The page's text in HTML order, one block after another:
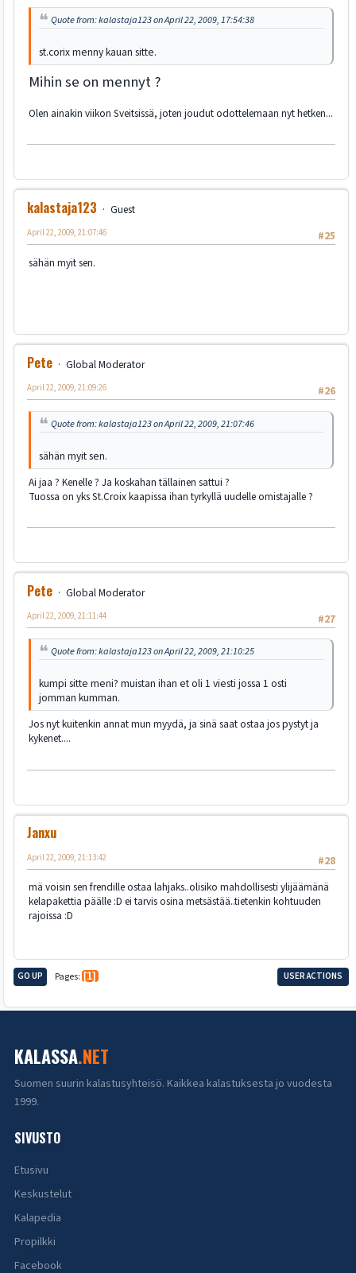
Quote from: kalastaja123 on April 22, 2009, 17:54:38
st.corix menny kauan sitte.
Mihin se on mennyt ?
Olen ainakin viikon Sveitsissä, joten joudut odottelemaan nyt hetken...
kalastaja123
Guest
#25
April 22, 2009, 21:07:46
sähän myit sen.
Pete
Global Moderator
#26
April 22, 2009, 21:09:26
Quote from: kalastaja123 on April 22, 2009, 21:07:46
sähän myit sen.
Ai jaa ? Kenelle ? Ja koskahan tällainen sattui ?
Tuossa on yks St.Croix kaapissa ihan tyrkyllä uudelle omistajalle ?
Pete
Global Moderator
#27
April 22, 2009, 21:11:44
Quote from: kalastaja123 on April 22, 2009, 21:10:25
kumpi sitte meni? muistan ihan et oli 1 viesti jossa 1 osti
jomman kumman.
Jos nyt kuitenkin annat mun myydä, ja sinä saat ostaa jos pystyt ja
kykenet....
Janxu
#28
April 22, 2009, 21:13:42
mä voisin sen frendille ostaa lahjaks..olisiko mahdollisesti ylijäämänä
kelapakettia päälle :D ei tarvis osina metsästää..tietenkin kohtuuden
rajoissa :D
GO UP Pages 1 USER ACTIONS
KALASSA.NET
Suomen suurin kalastusyhteisö. Kaikkea kalastuksesta jo vuodesta
1999.
SIVUSTO
Etusivu
Keskustelut
Kalapedia
Propilkki
Facebook